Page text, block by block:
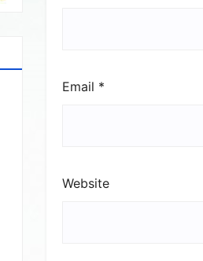
Email *
Website